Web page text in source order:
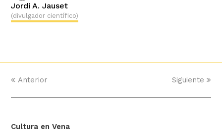
Jordi A. Jauset
(divulgador científico)
Anterior Siguiente
Cultura en Vena